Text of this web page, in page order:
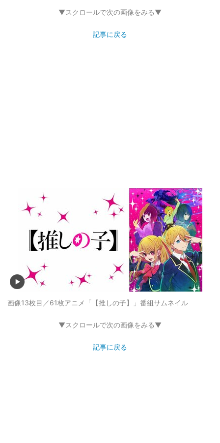
▼スクロールで次の画像をみる▼
記事に戻る
画像13枚目／61枚アニメ「【推しの子】」番組サムネイル
▼スクロールで次の画像をみる▼
記事に戻る